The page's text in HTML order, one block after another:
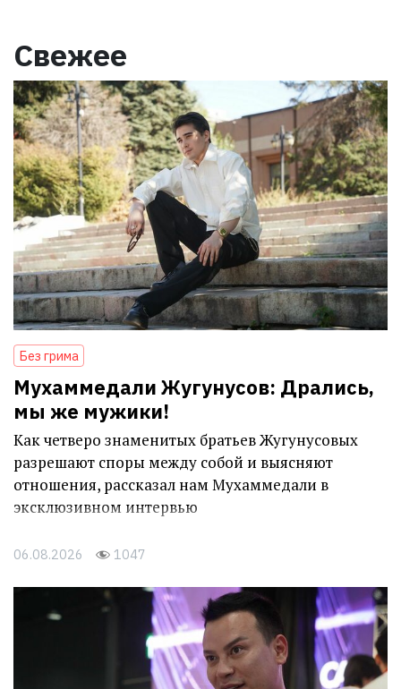
Свежее
Без грима
Мухаммедали Жугунусов: Дрались,
мы же мужики!
Как четверо знаменитых братьев Жугунусовых
разрешают споры между собой и выясняют
отношения, рассказал нам Мухаммедали в
эксклюзивном интервью
06.08.2026 1047